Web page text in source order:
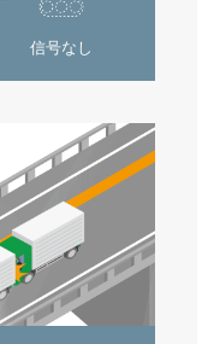
信号なし